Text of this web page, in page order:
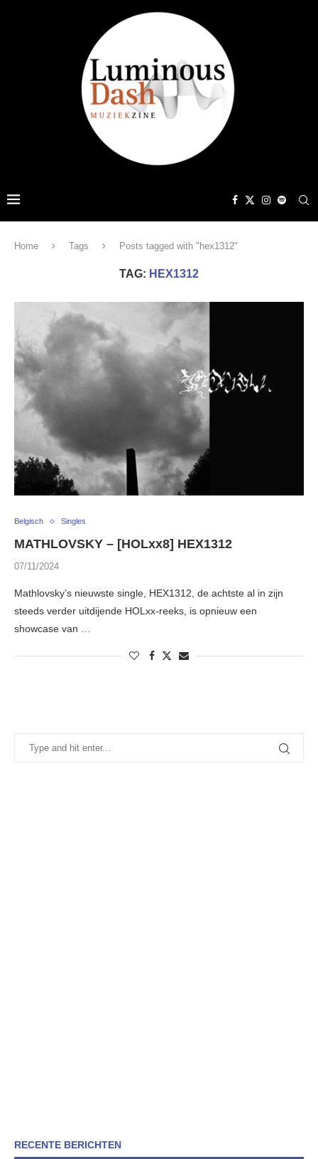
Home Tags Posts tagged with "hex1312"
TAG: HEX1312
Belgisch Singles
MATHLOVSKY – [HOLxx8] HEX1312
07/11/2024
Mathlovsky’s nieuwste single, HEX1312, de achtste al in zijn
steeds verder uitdijende HOLxx-reeks, is opnieuw een
showcase van …
RECENTE BERICHTEN